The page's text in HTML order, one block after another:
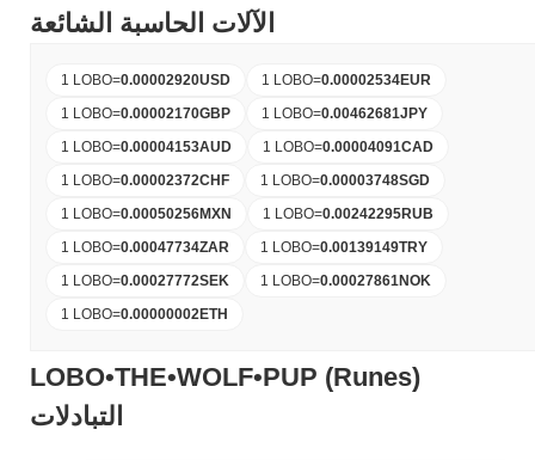
الآلات الحاسبة الشائعة
1 LOBO=0.00002920USD 1 LOBO=0.00002534EUR
1 LOBO=0.00002170GBP 1 LOBO=0.00462681JPY
1 LOBO=0.00004153AUD 1 LOBO=0.00004091CAD
1 LOBO=0.00002372CHF 1 LOBO=0.00003748SGD
1 LOBO=0.00050256MXN 1 LOBO=0.00242295RUB
1 LOBO=0.00047734ZAR 1 LOBO=0.00139149TRY
1 LOBO=0.00027772SEK 1 LOBO=0.00027861NOK
1 LOBO=0.00000002ETH
LOBO•THE•WOLF•PUP (Runes)
التبادلات